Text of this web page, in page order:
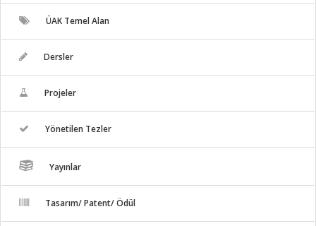
ÜAK Temel Alan
Dersler
Projeler
Yönetilen Tezler
Yayınlar
Tasarım/ Patent/ Ödül